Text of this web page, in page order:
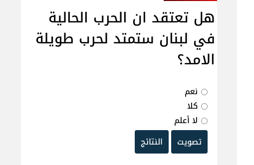
هل تعتقد ان الحرب الحالية
في لبنان ستمتد لحرب طويلة
الامد؟
نعم
كلا
لا أعلم
تصويت
النتائج